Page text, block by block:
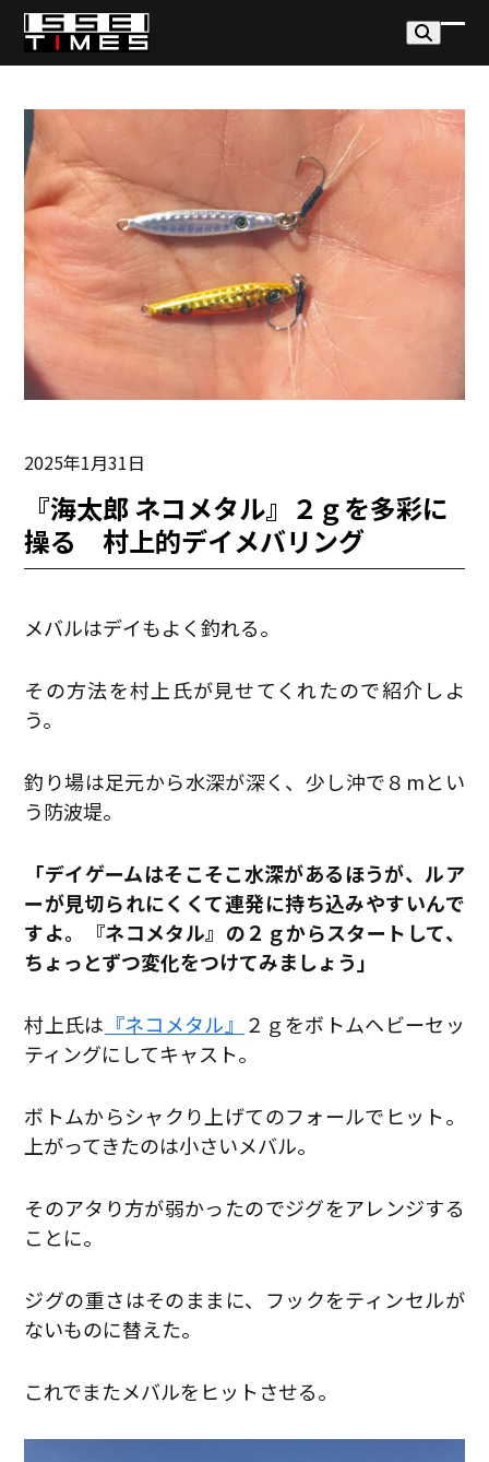
Skip
content
モ
イ
ル
メ
ニ
ュ
く
モ
イ
ル
メ
ニ
ュ
じ
2025年1月31日
『海太郎 ネコメタル』２ｇを多彩に
操る 村上的デイメバリング
メバルはデイもよく釣れる。
その方法を村上氏が見せてくれたので紹介しよ
う。
釣り場は足元から水深が深く、少し沖で８mとい
う防波堤。
「デイゲームはそこそこ水深があるほうが、ルア
ーが見切られにくくて連発に持ち込みやすいんで
すよ。『ネコメタル』の２ｇからスタートして、
ちょっとずつ変化をつけてみましょう」
村上氏は 『ネコメタル』 ２ｇをボトムヘビーセッ
ティングにしてキャスト。
ボトムからシャクり上げてのフォールでヒット。
上がってきたのは小さいメバル。
そのアタり方が弱かったのでジグをアレンジする
ことに。
ジグの重さはそのままに、フックをティンセルが
ないものに替えた。
これでまたメバルをヒットさせる。